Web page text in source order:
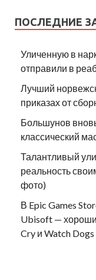
ПОСЛЕДНИЕ
Уличенную в
отправили в
Лучший
приказах от
Большунов
классический
Талантливый
реальность
фото)
В Epic Games
Ubisoft —
Cry и Watch Dogs